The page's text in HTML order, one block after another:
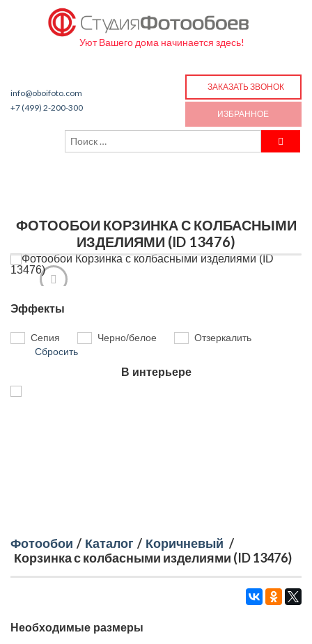
Уют Вашего дома начинается здесь!
info@oboifoto.com
+7 (499) 2-200-300
ЗАКАЗАТЬ ЗВОНОК
ИЗБРАННОЕ
ФОТООБОИ КОРЗИНКА С КОЛБАСНЫМИ
ИЗДЕЛИЯМИ (ID 13476)
Эффекты
Сепия Черно/белое
Отзеркалить
Сбросить
В интерьере
Фотообои / Каталог / Коричневый /
Корзинка с колбасными изделиями (ID 13476)
Необходимые размеры